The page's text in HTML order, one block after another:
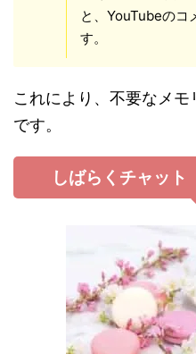
と、YouTubeのコ
す。
これにより、不要なメ
です。
しばらくチャット